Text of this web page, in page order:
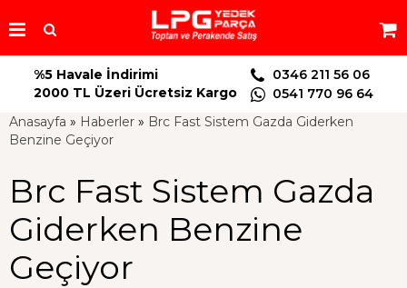
%5 Havale İndirimi
2000 TL Üzeri Ücretsiz Kargo
0346 211 56 06
0541 770 96 64
Anasayfa » Haberler » Brc Fast Sistem Gazda Giderken
Benzine Geçiyor
Brc Fast Sistem Gazda
Giderken Benzine
Geçiyor